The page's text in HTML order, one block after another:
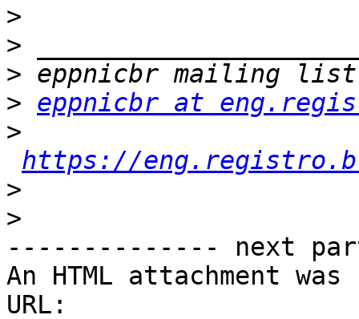
>
>
>
> eppnicbr at
>
https://
>
>
-------------- next
An HTML attachment
URL: